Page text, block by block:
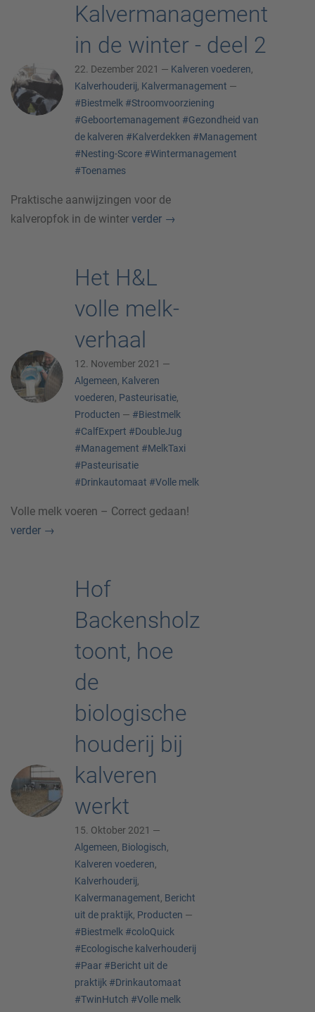
Kalvermanagement
in de winter - deel 2
22. Dezember 2021 — Kalveren voederen,
Kalverhouderij, Kalvermanagement —
#Biestmelk #Stroomvoorziening
#Geboortemanagement #Gezondheid van
de kalveren #Kalverdekken #Management
#Nesting-Score #Wintermanagement
#Toenames
Praktische aanwijzingen voor de
kalveropfok in de winter verder →
Het H&L
volle melk-
verhaal
12. November 2021 —
Algemeen, Kalveren
voederen, Pasteurisatie,
Producten — #Biestmelk
#CalfExpert #DoubleJug
#Management #MelkTaxi
#Pasteurisatie
#Drinkautomaat #Volle melk
Volle melk voeren – Correct gedaan!
verder →
Hof
Backensholz
toont, hoe
de
biologische
houderij bij
kalveren
werkt
15. Oktober 2021 —
Algemeen, Biologisch,
Kalveren voederen,
Kalverhouderij,
Kalvermanagement, Bericht
uit de praktijk, Producten —
#Biestmelk #coloQuick
#Ecologische kalverhouderij
#Paar #Bericht uit de
praktijk #Drinkautomaat
#TwinHutch #Volle melk